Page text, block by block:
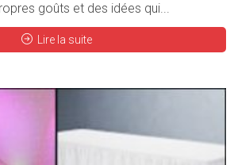
goûts et des idées qui...
Lire la suite